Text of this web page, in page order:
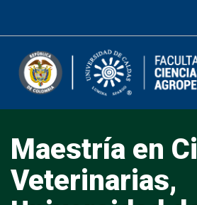
Maestría en
Veterinarias,